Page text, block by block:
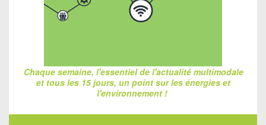
Chaque semaine, l'essentiel de l'actualité multimodale
et tous les 15 jours, un point sur les énergies et
l'environnement !